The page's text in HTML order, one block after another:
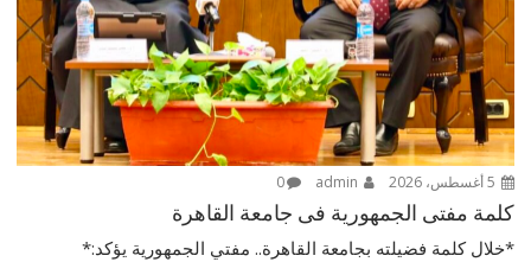
0
كلمة مفتى الجمهورية فى جامعة القاهرة
*خلال كلمة فضيلته بجامعة القاهرة.. مفتي الجمهورية يؤكد:*